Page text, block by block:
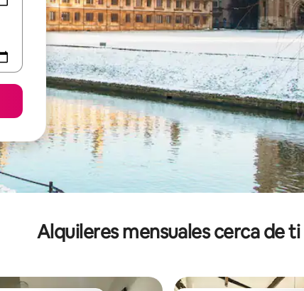
Alquileres mensuales cerca de ti